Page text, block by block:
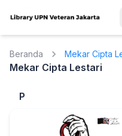
Beranda Mekar Cipta
Mekar Cipta Lestari
P